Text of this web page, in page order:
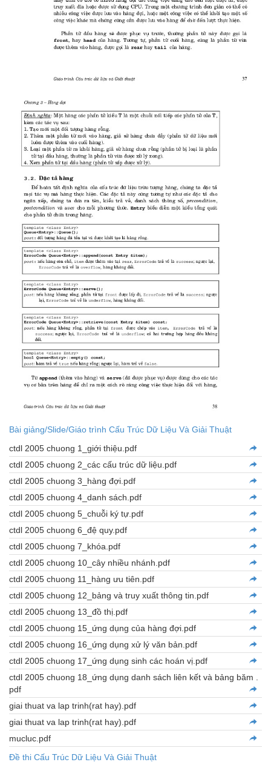
Bài giảng/Slide/Giáo trình Cấu Trúc Dữ Liệu Và Giải Thuật
ctdl 2005 chuong 1_giới thiệu.pdf
ctdl 2005 chuong 2_các cấu trúc dữ liệu.pdf
ctdl 2005 chuong 3_hàng đợi.pdf
ctdl 2005 chuong 4_danh sách.pdf
ctdl 2005 chuong 5_chuỗi ký tự.pdf
ctdl 2005 chuong 6_đệ quy.pdf
ctdl 2005 chuong 7_khóa.pdf
ctdl 2005 chuong 10_cây nhiều nhánh.pdf
ctdl 2005 chuong 11_hàng ưu tiên.pdf
ctdl 2005 chuong 12_bảng và truy xuất thông tin.pdf
ctdl 2005 chuong 13_đồ thị.pdf
ctdl 2005 chuong 15_ứng dụng của hàng đợi.pdf
ctdl 2005 chuong 16_ứng dụng xử lý văn bản.pdf
ctdl 2005 chuong 17_ứng dụng sinh các hoán vị.pdf
ctdl 2005 chuong 18_ứng dụng danh sách liên kết và bảng băm .
pdf
giai thuat va lap trinh(rat hay).pdf
giai thuat va lap trinh(rat hay).pdf
mucluc.pdf
Đề thi Cấu Trúc Dữ Liệu Và Giải Thuật